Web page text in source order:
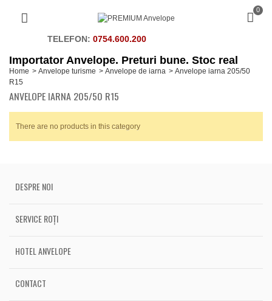
0
TELEFON: 0754.600.200
Importator Anvelope. Preturi bune. Stoc real
Home > Anvelope turisme > Anvelope de iarna > Anvelope iarna 205/50
R15
ANVELOPE IARNA 205/50 R15
There are no products in this category
DESPRE NOI
SERVICE ROȚI
HOTEL ANVELOPE
CONTACT